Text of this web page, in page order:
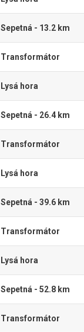
Sepetná - 13.2 km
Transformátor
Lysá hora
Sepetná - 26.4 km
Transformátor
Lysá hora
Sepetná - 39.6 km
Transformátor
Lysá hora
Sepetná - 52.8 km
Transformátor